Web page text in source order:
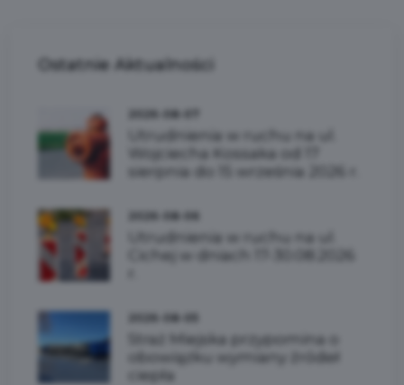
Ostatnie Aktualności
Utrudnienia w ruchu na ul.
Wojciecha Kossaka od 17
sierpnia do 15 września 2026 r.
Utrudnienia w ruchu na ul.
Cichej w dniach 17-30.08.2026
Straż Miejska przypomina o
obowiązku wymiany źródeł
ciepła